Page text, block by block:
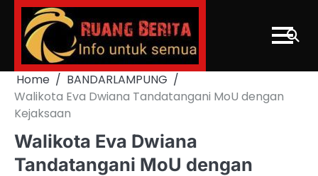
Skip
content
Home
BANDARLAMPUNG
Walikota Eva Dwiana Tandatangani MoU dengan
Kejaksaan
Walikota Eva Dwiana
Tandatangani MoU dengan